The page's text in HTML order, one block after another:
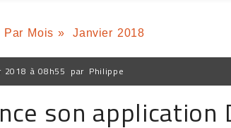
Par Mois » Janvier 2018
2018 à 08h55 par Philippe
son application